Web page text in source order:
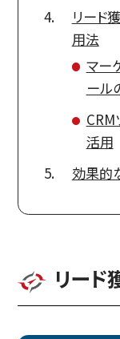
リード
用法
マー
ール
活用
効果的
リード